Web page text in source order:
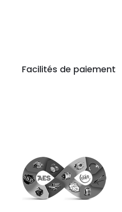
Facilités de paiement